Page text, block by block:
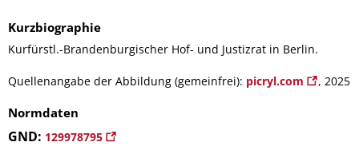
Kurzbiographie
Kurfürstl.-Brandenburgischer Hof- und Justizrat in Berlin.
Quellenangabe der Abbildung (gemeinfrei): picryl.com , 2025
Normdaten
GND: 129978795